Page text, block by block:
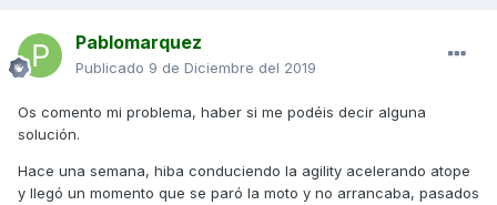
Pablomarquez
Publicado 9 de Diciembre del 2019
Os comento mi problema, haber si me podéis decir alguna
solución.
Hace una semana, hiba conduciendo la agility acelerando atope
y llegó un momento que se paró la moto y no arrancaba, pasados